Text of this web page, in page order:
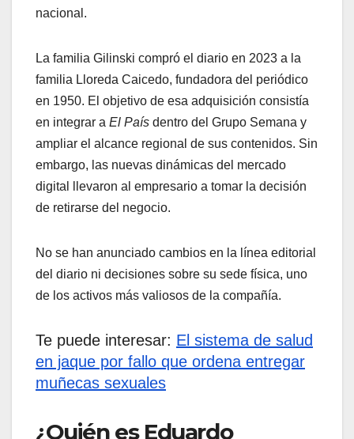
nacional.
La familia Gilinski compró el diario en 2023 a la
familia Lloreda Caicedo, fundadora del periódico
en 1950. El objetivo de esa adquisición consistía
en integrar a El País dentro del Grupo Semana y
ampliar el alcance regional de sus contenidos. Sin
embargo, las nuevas dinámicas del mercado
digital llevaron al empresario a tomar la decisión
de retirarse del negocio.
No se han anunciado cambios en la línea editorial
del diario ni decisiones sobre su sede física, uno
de los activos más valiosos de la compañía.
Te puede interesar: El sistema de salud
en jaque por fallo que ordena entregar
muñecas sexuales
¿Quién es Eduardo